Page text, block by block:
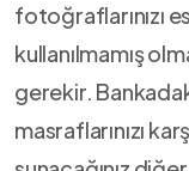
fotoğraflarınızı
kullanılmamış
gerekir.
masraflarınızı